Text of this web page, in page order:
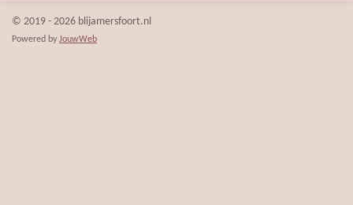
© 2019 - 2026 blijamersfoort.nl
Powered by JouwWeb